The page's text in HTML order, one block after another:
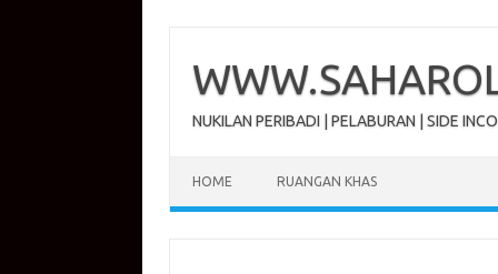
content
NUKILAN PERIBADI | PELABURAN | SIDE
HOME RUANGAN KHAS